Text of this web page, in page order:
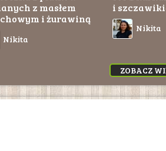
z masłem
i żurawiną
Nikita
i
Nikita
ZOBACZ